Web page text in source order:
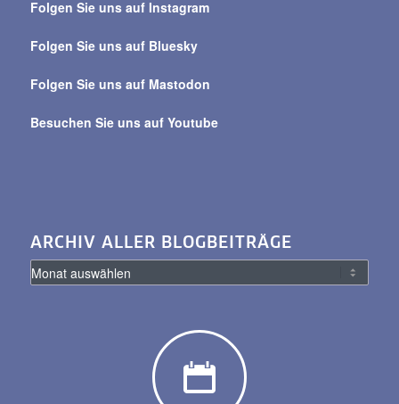
alle
Folgen Sie uns auf Instagram
Folgen Sie uns auf Bluesky
Folgen Sie uns auf Mastodon
Besuchen Sie uns auf Youtube
ARCHIV ALLER BLOGBEITRÄGE